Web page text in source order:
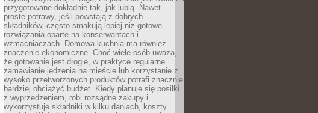
przygotowane dokładnie tak, jak lubią. Nawet
proste potrawy, jeśli powstają z dobrych
składników, często smakują lepiej niż gotowe
rozwiązania oparte na konserwantach i
wzmacniaczach. Domowa kuchnia ma również
znaczenie ekonomiczne. Choć wiele osób uważa,
że gotowanie jest drogie, w praktyce regularne
zamawianie jedzenia na mieście lub korzystanie z
wysoko przetworzonych produktów potrafi znacznie
bardziej obciążyć budżet. Kiedy planuje się posiłki
z wyprzedzeniem, robi rozsądne zakupy i
wykorzystuje składniki w kilku daniach, koszty